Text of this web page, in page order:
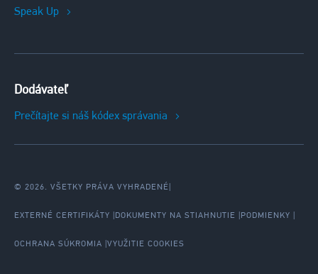
Speak Up
Dodávateľ
Prečítajte si náš kódex správania
© 2026. VŠETKY PRÁVA VYHRADENÉ
EXTERNÉ CERTIFIKÁTY DOKUMENTY NA STIAHNUTIE PODMIENKY
OCHRANA SÚKROMIA VYUŽITIE COOKIES